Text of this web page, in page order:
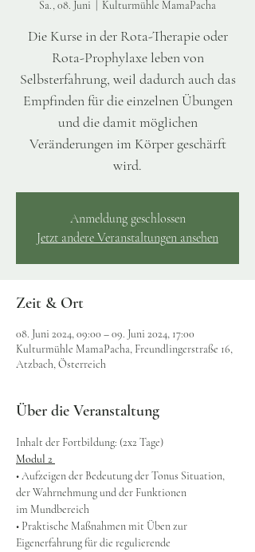
Sa., 08. Juni Kulturmühle MamaPacha
Die Kurse in der Rota-Therapie oder
Rota-Prophylaxe leben von
Selbsterfahrung, weil dadurch auch das
Empfinden für die einzelnen Übungen
und die damit möglichen
Veränderungen im Körper geschärft
wird.
Anmeldung geschlossen
Jetzt andere Veranstaltungen ansehen
Zeit & Ort
08. Juni 2024, 09:00 – 09. Juni 2024, 17:00
Kulturmühle MamaPacha, Freundlingerstraße 16,
Atzbach, Österreich
Über die Veranstaltung
Inhalt der Fortbildung: (2x2 Tage)
Modul 2
• Aufzeigen der Bedeutung der Tonus Situation,
der Wahrnehmung und der Funktionen
im Mundbereich
• Praktische Maßnahmen mit Üben zur
Eigenerfahrung für die regulierende